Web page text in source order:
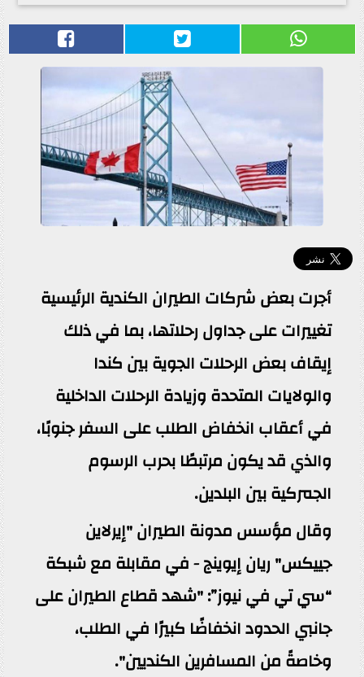
أجرت بعض شركات الطيران الكندية الرئيسية
تغييرات على جداول رحلاتها، بما في ذلك
إيقاف بعض الرحلات الجوية بين كندا
والولايات المتحدة وزيادة الرحلات الداخلية
في أعقاب انخفاض الطلب على السفر جنوبًا،
والذي قد يكون مرتبطًا بحرب الرسوم
الجمركية بين البلدين.
وقال مؤسس مدونة الطيران "إيرلاين
جييكس" ريان إيوينج - في مقابلة مع شبكة
“سي تي في نيوز”: "شهد قطاع الطيران على
جانبي الحدود انخفاضًا كبيرًا في الطلب،
وخاصةً من المسافرين الكنديين".